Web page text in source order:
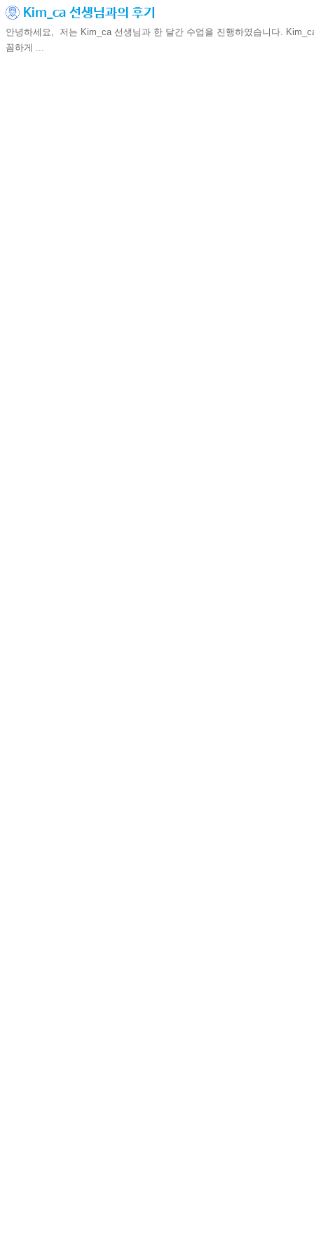
Kim_ca 선생님과의 후기
안녕하세요, 저는 Kim_ca 선생님과 한 달간 수업을 진행하였습니다.
꼼하게 ...